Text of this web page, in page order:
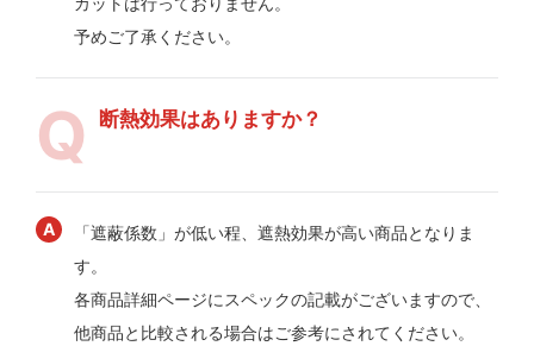
予めご了承ください。
断熱効果はありますか？
「遮蔽係数」が低い程、遮熱効果が高い商品となりま
す。
各商品詳細ページにスペックの記載がございますので、
他商品と比較される場合はご参考にされてください。